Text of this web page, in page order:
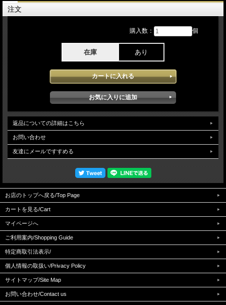
ベルトに取り付けたイメージ画像です。バックル部分のみの販売となります。
材質は銅65%亜鉛35%の一般的比率の真鍮／黄銅です。真鍮はゴールド（金色）に
近く、黄銅とも呼ばれています。 また素材の持つ風合いが柔らかく、その光沢も優
雅であり美術工芸品などにも使われています。
■ 素材 ■
真鍮
■ サイズ ■
A：ベルト幅 4cm
B：横 7.3cm
■ 梱包重量 ■
（約）200g
■ 送料無料条件 ■
クリックポスト（日本郵便）の発送に限ります。
クリックポストでの代引き発送、配達日時指定はお受けできません。
注文
購入数： 個
在庫 あり
返品についての詳細はこちら
お問い合わせ
友達にメールですすめる
お店のトップへ戻る/Top Page
カートを見る/Cart
マイページへ
ご利用案内/Shopping Guide
特定商取引法表示/
個人情報の取扱い/Privacy Policy
サイトマップ/Site Map
お問い合わせ/Contact us